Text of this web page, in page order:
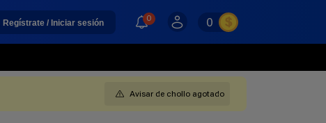
Regístrate / Iniciar sesión 0 0
Avisar de chollo agotado